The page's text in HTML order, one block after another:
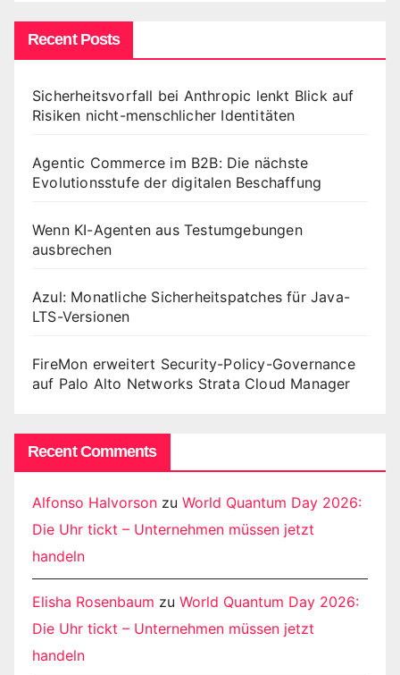
Recent Posts
Sicherheitsvorfall bei Anthropic lenkt Blick auf
Risiken nicht-menschlicher Identitäten
Agentic Commerce im B2B: Die nächste
Evolutionsstufe der digitalen Beschaffung
Wenn KI-Agenten aus Testumgebungen
ausbrechen
Azul: Monatliche Sicherheitspatches für Java-
LTS-Versionen
FireMon erweitert Security-Policy-Governance
auf Palo Alto Networks Strata Cloud Manager
Recent Comments
Alfonso Halvorson zu World Quantum Day 2026:
Die Uhr tickt – Unternehmen müssen jetzt
handeln
Elisha Rosenbaum zu World Quantum Day 2026:
Die Uhr tickt – Unternehmen müssen jetzt
handeln